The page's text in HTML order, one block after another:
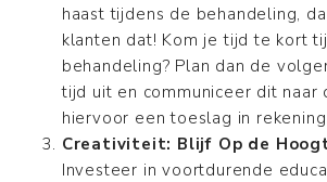
haast tijdens de behandeling,
klanten dat! Kom je tijd te kort
behandeling? Plan dan de
tijd uit en communiceer dit naar
hiervoor een toeslag in
Creativiteit: Blijf Op de
Investeer in voortdurende